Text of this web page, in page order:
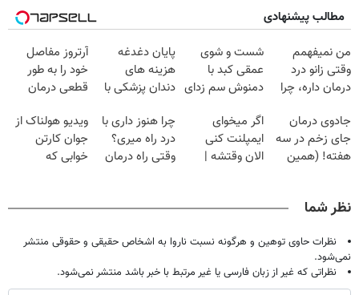
مطالب پیشنهادی
من نمیفهمم
وقتی زانو درد
درمان داره، چرا
تحمل میکنی؟❗
شست و شوی
عمقی کبد با
دمنوش سم زدای
پایان دغدغه
هزینه های
دندان پزشکی با
خانگی
آرتروز مفاصل
خود را به طور
قطعی درمان
◗پرسش‌نامه◖
جادوی درمان
جای زخم در سه
هفته! (همین
اگر میخوای
ایمپلنت کنی
الان وقتشه |
چرا هنوز داری با
درد راه میری؟
وقتی راه درمان
ویدیو هولناک از
جوان کارتن
خوابی که
نظر شما
نظرات حاوی توهین و هرگونه نسبت ناروا به اشخاص حقیقی و حقوقی منتشر
نمی‌شود.
نظراتی که غیر از زبان فارسی یا غیر مرتبط با خبر باشد منتشر نمی‌شود.